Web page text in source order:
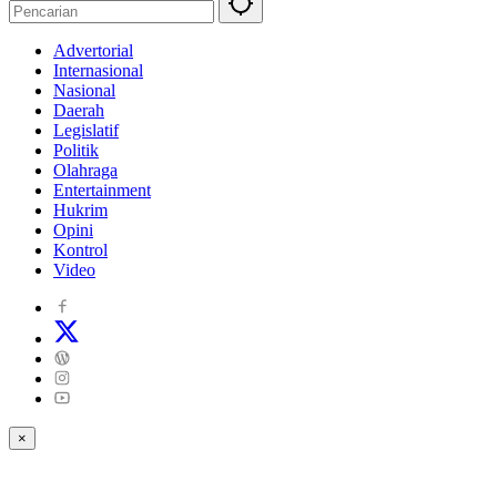
Advertorial
Internasional
Nasional
Daerah
Legislatif
Politik
Olahraga
Entertainment
Hukrim
Opini
Kontrol
Video
×